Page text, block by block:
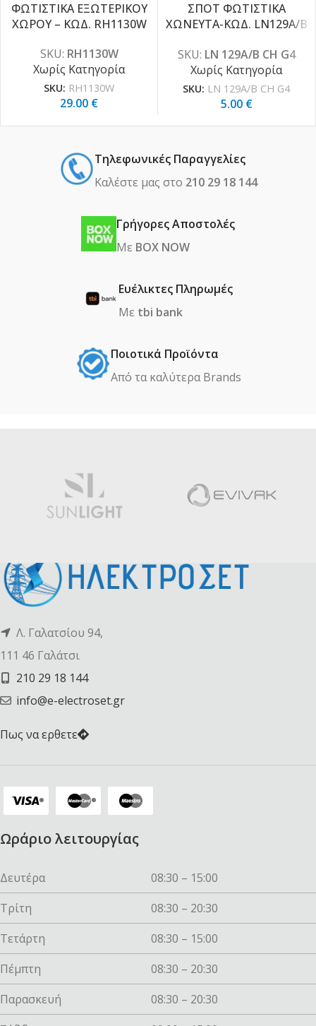
ΦΩΤΙΣΤΙΚΑ ΕΞΩΤΕΡΙΚΟΥ
ΧΩΡΟΥ – ΚΩΔ. RH1130W
SKU: RH1130W
Χωρίς Κατηγορία
SKU: RH1130W
29.00 €
ΣΠΟΤ ΦΩΤΙΣΤΙΚΑ
ΧΩΝΕΥΤΑ-ΚΩΔ. LN129A/B
SKU: LN 129A/B CH G4
Χωρίς Κατηγορία
SKU: LN 129A/B CH G4
5.00 €
Τηλεφωνικές Παραγγελίες
Καλέστε μας στο 210 29 18 144
Γρήγορες Αποστολές
Με BOX NOW
Ευέλικτες Πληρωμές
Με tbi bank
Ποιοτικά Προϊόντα
Από τα καλύτερα Βrands
Λ. Γαλατσίου 94,
111 46 Γαλάτσι
210 29 18 144
info@e-electroset.gr
Πως να ερθετε
Ωράριο λειτουργίας
Δευτέρα
08:30 – 15:00
Τρίτη
08:30 – 20:30
Τετάρτη
08:30 – 15:00
Πέμπτη
08:30 – 20:30
Παρασκευή
08:30 – 20:30